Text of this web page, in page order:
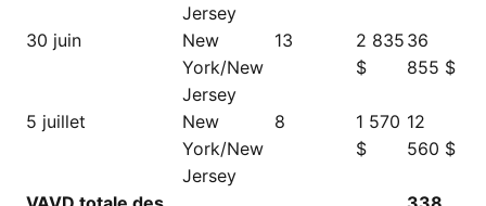
Jersey
30 juin
New
York/New
Jersey
13
2 835
$
36
855 $
5 juillet
New
York/New
Jersey
8
1 570
$
12
560 $